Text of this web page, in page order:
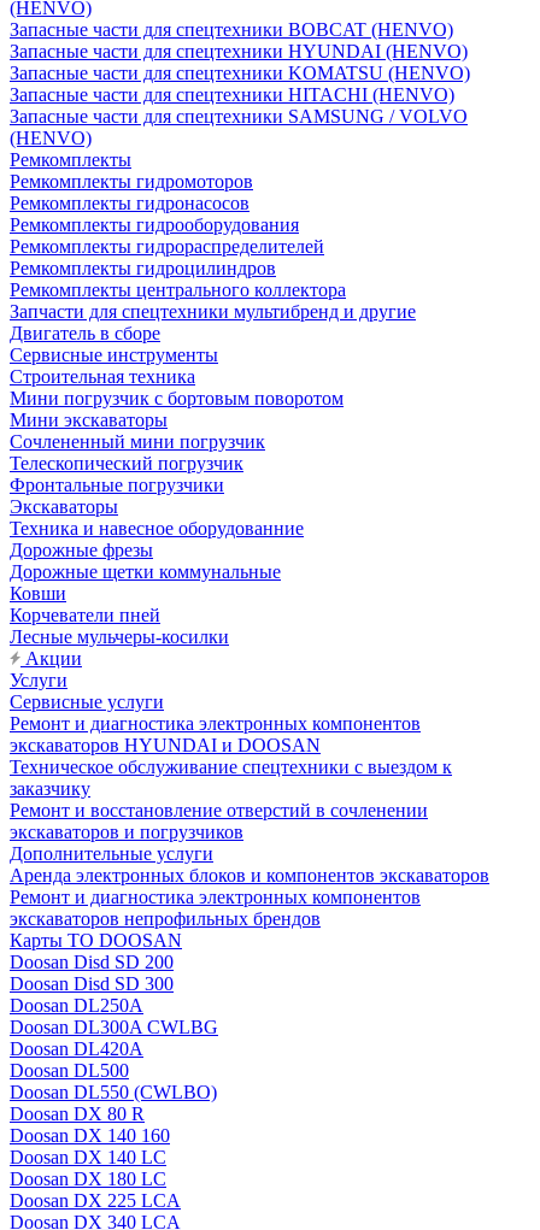
(HENVO)
Запасные части для спецтехники BOBCAT (HENVO)
Запасные части для спецтехники HYUNDAI (HENVO)
Запасные части для спецтехники KOMATSU (HENVO)
Запасные части для спецтехники HITACHI (HENVO)
Запасные части для спецтехники SAMSUNG / VOLVO
(HENVO)
Ремкомплекты
Ремкомплекты гидромоторов
Ремкомплекты гидронасосов
Ремкомплекты гидрооборудования
Ремкомплекты гидрораспределителей
Ремкомплекты гидроцилиндров
Ремкомплекты центрального коллектора
Запчасти для спецтехники мультибренд и другие
Двигатель в сборе
Сервисные инструменты
Строительная техника
Мини погрузчик с бортовым поворотом
Мини экскаваторы
Сочлененный мини погрузчик
Телескопический погрузчик
Фронтальные погрузчики
Экскаваторы
Техника и навесное оборудованние
Дорожные фрезы
Дорожные щетки коммунальные
Ковши
Корчеватели пней
Лесные мульчеры-косилки
Акции
Услуги
Сервисные услуги
Ремонт и диагностика электронных компонентов
экскаваторов HYUNDAI и DOOSAN
Техническое обслуживание спецтехники с выездом к
заказчику
Ремонт и восстановление отверстий в сочленении
экскаваторов и погрузчиков
Дополнительные услуги
Аренда электронных блоков и компонентов экскаваторов
Ремонт и диагностика электронных компонентов
экскаваторов непрофильных брендов
Карты ТО DOOSAN
Doosan Disd SD 200
Doosan Disd SD 300
Doosan DL250A
Doosan DL300A CWLBG
Doosan DL420A
Doosan DL500
Doosan DL550 (CWLBO)
Doosan DX 80 R
Doosan DX 140 160
Doosan DX 140 LC
Doosan DX 180 LC
Doosan DX 225 LCA
Doosan DX 340 LCA